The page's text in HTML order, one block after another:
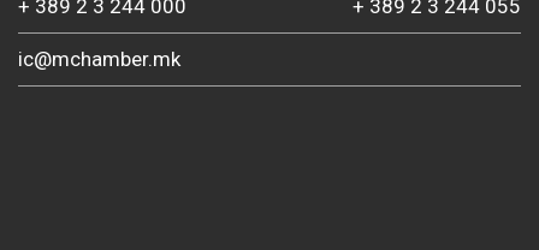
+ 389 2 3 244 000 + 389 2 3 244 055
ic@mchamber.mk